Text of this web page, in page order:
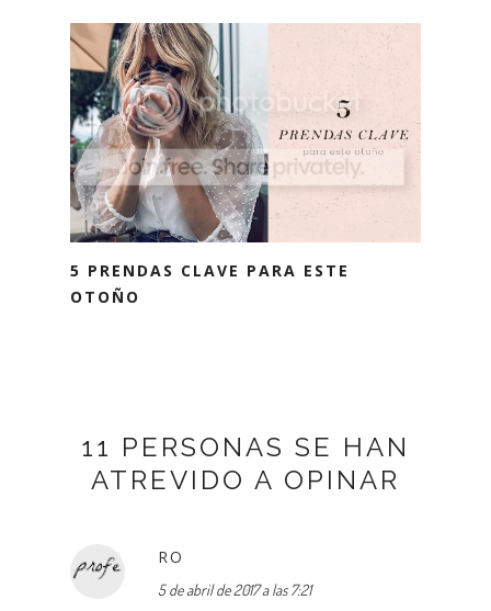
5 PRENDAS CLAVE PARA ESTE
OTOÑO
11 PERSONAS SE HAN
ATREVIDO A OPINAR
RO
5 de abril de 2017 a las 7:21